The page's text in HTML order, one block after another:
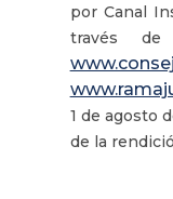
por Canal
través de
1 de agosto
de la